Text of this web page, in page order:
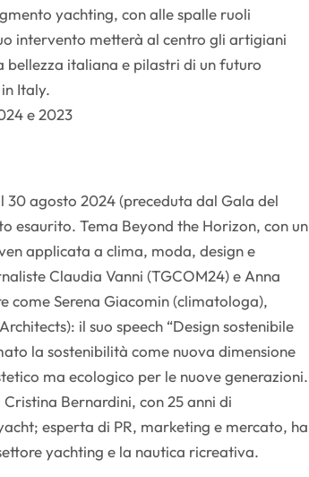
yachting, con alle spalle ruoli
intervento metterà al centro gli artigiani
bellezza italiana e pilastri di un futuro
Italy.
e 2023
30 agosto 2024 (preceduta dal Gala del
esaurito. Tema Beyond the Horizon, con un
applicata a clima, moda, design e
Claudia Vanni (TGCOM24) e Anna
come Serena Giacomin (climatologa),
il suo speech “Design sostenibile
la sostenibilità come nuova dimensione
ma ecologico per le nuove generazioni.
Bernardini, con 25 anni di
esperta di PR, marketing e mercato, ha
yachting e la nautica ricreativa.